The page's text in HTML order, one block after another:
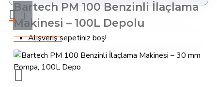
Alışveriş sepetiniz boş!
Bartech PM 100 Benzinli İlaçlama
Makinesi – 100L Depolu